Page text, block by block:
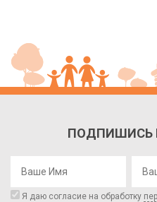
ПОДПИШИСЬ
Я даю согласие на обработку